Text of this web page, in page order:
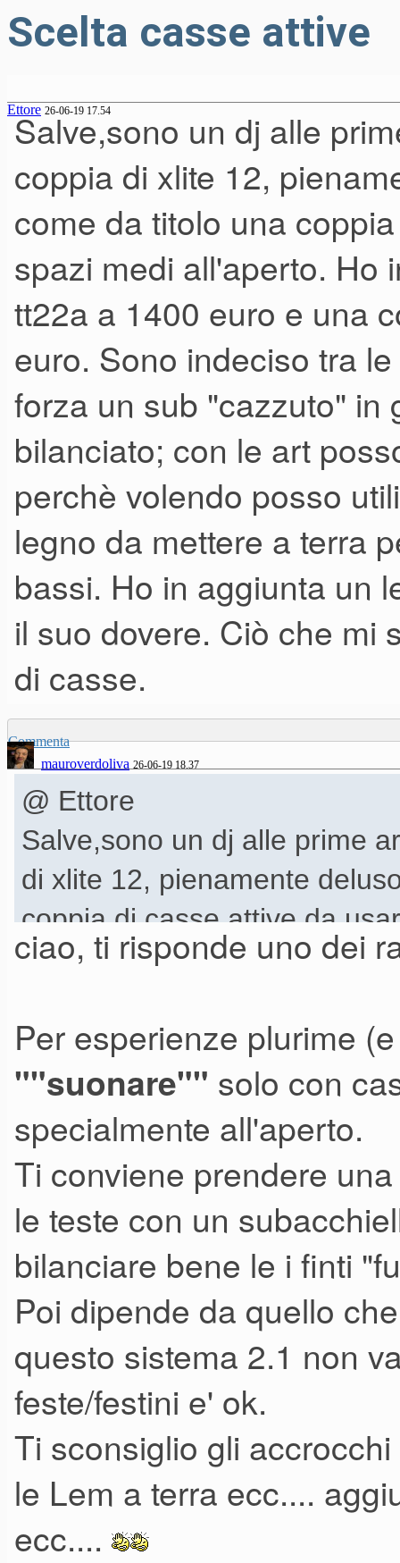
Scelta casse attive
Ettore 26-06-19 17.54
Salve,sono un dj alle
coppia di xlite 12,
come da titolo una
spazi medi all'aperto. Ho
tt22a a 1400 euro e una
euro. Sono indeciso tra
forza un sub "cazzuto" in
bilanciato; con le art
perchè volendo posso
legno da mettere a terra
bassi. Ho in aggiunta un
il suo dovere. Ciò che mi
di casse.
Commenta
mauroverdoliva 26-06-19 18.37
@ Ettore
Salve,sono un dj alle prime
di xlite 12, pienamente
coppia di casse attive da
individuato una coppia di
abbinarci per forza un sub
bilanciato; con le art posso
volendo posso utilizzare una
terra per avere una spinta in
h350sa, poco potente ma fa
degli ulteriori modelli di
ciao, ti risponde uno dei
Per esperienze plurime
""suonare"" solo con
specialmente all'aperto.
Ti conviene prendere
le teste con un
bilanciare bene le i finti
Poi dipende da quello
questo sistema 2.1 non
feste/festini e' ok.
Ti sconsiglio gli
le Lem a terra ecc....
ecc....